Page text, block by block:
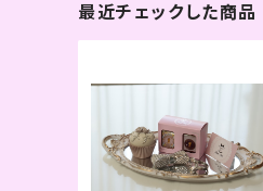
最近チェックした商品